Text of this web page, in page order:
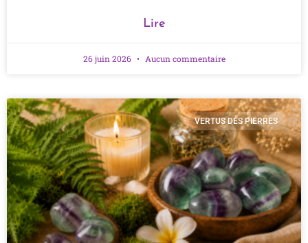
Lire
26 juin 2026 Aucun commentaire
VERTUS DES PIERRES